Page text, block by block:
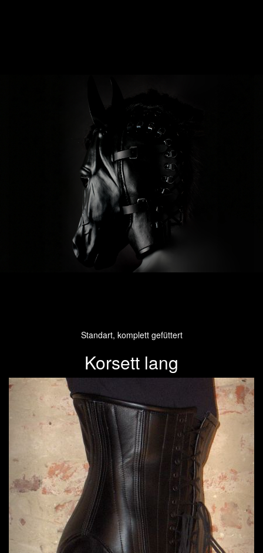
Standart, komplett gefüttert
Korsett lang
Previous Next